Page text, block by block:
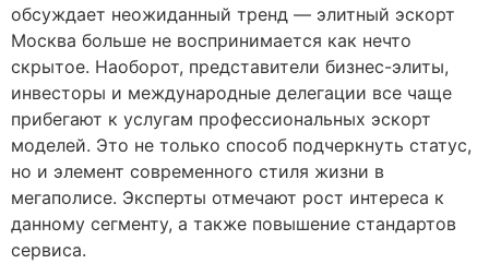
обсуждает неожиданный тренд — элитный эскорт
Москва больше не воспринимается как нечто
скрытое. Наоборот, представители бизнес-элиты,
инвесторы и международные делегации все чаще
прибегают к услугам профессиональных эскорт
моделей. Это не только способ подчеркнуть статус,
но и элемент современного стиля жизни в
мегаполисе. Эксперты отмечают рост интереса к
данному сегменту, а также повышение стандартов
сервиса.